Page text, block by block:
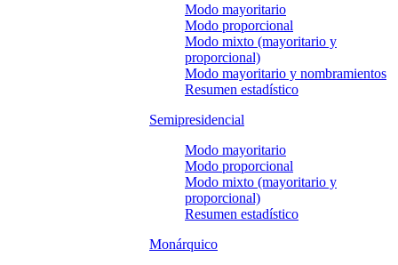
Modo mayoritario
Modo proporcional
Modo mixto (mayoritario y
proporcional)
Modo mayoritario y nombramientos
Resumen estadístico
Semipresidencial
Modo mayoritario
Modo proporcional
Modo mixto (mayoritario y
proporcional)
Resumen estadístico
Monárquico